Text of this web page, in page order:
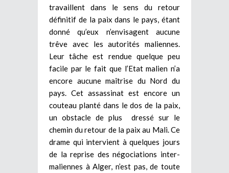
travaillent dans le sens du retour
définitif de la paix dans le pays, étant
donné qu’eux n’envisagent aucune
trêve avec les autorités maliennes.
Leur tâche est rendue quelque peu
facile par le fait que l’Etat malien n’a
encore aucune maîtrise du Nord du
pays. Cet assassinat est encore un
couteau planté dans le dos de la paix,
un obstacle de plus dressé sur le
chemin du retour de la paix au Mali. Ce
drame qui intervient à quelques jours
de la reprise des négociations inter-
maliennes à Alger, n’est pas, de toute